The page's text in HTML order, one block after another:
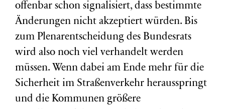
offenbar schon signalisiert, dass bestimmte
Änderungen nicht akzeptiert würden. Bis
zum Plenarentscheidung des Bundesrats
wird also noch viel verhandelt werden
müssen. Wenn dabei am Ende mehr für die
Sicherheit im Straßenverkehr herausspringt
und die Kommunen größere